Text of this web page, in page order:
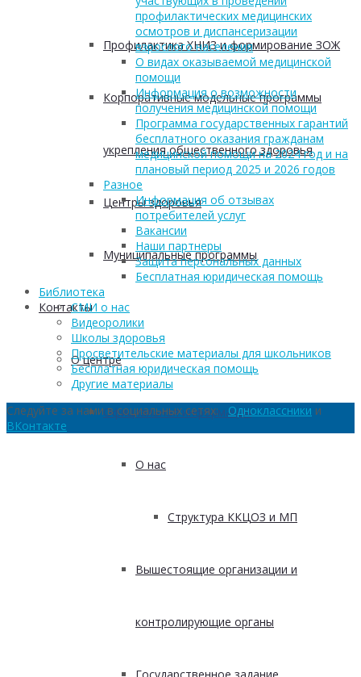
Профилактика ХНИЗ и формирование ЗОЖ
Корпоративные модельные программы
укрепления общественного здоровья
Центры здоровья
Муниципальные программы
Контакты
О центре
Официальная информация
О нас
Структура ККЦОЗ и МП
Вышестоящие организации и
контролирующие органы
профилактических медицинских
осмотров и диспансеризации
взрослого населения
О видах оказываемой медицинской
помощи
Информация о возможности
получения медицинской помощи
Программа государственных гарантий
бесплатного оказания гражданам
медицинской помощи на 2024 год и на
плановый период 2025 и 2026 годов
Разное
Информация об отзывах
потребителей услуг
Вакансии
Наши партнеры
Защита персональных данных
Бесплатная юридическая помощь
Библиотека
СМИ о нас
Видеоролики
Школы здоровья
Просветительские материалы для школьников
Бесплатная юридическая помощь
Другие материалы
Следуйте за нами в социальных сетях:Одноклассники и
ВКонтакте